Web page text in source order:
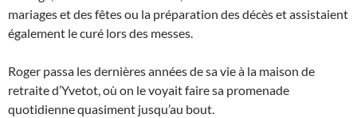
mariages et des fêtes ou la préparation des décès et assistaient
également le curé lors des messes.
Roger passa les dernières années de sa vie à la maison de
retraite d’Yvetot, où on le voyait faire sa promenade
quotidienne quasiment jusqu’au bout.